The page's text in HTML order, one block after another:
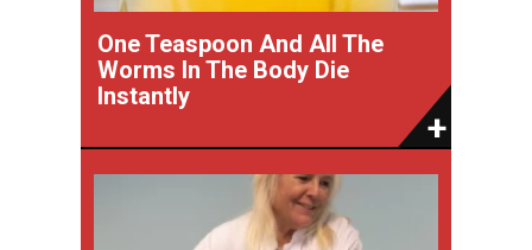
One Teaspoon And All The
Worms In The Body Die
Instantly